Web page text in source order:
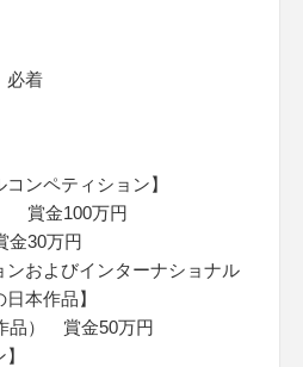
必着
ンペティション】
賞金100万円
30万円
ンおよびインターナショナル
本作品】
品） 賞金50万円